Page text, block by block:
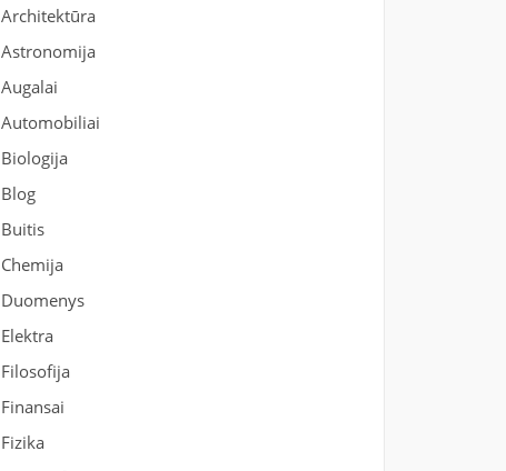
Architektūra
Astronomija
Augalai
Automobiliai
Biologija
Blog
Buitis
Chemija
Duomenys
Elektra
Filosofija
Finansai
Fizika